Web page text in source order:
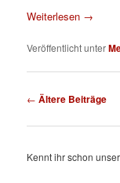
Weiterlesen →
Veröffentlicht unter
Beitragsnavigation
← Ältere Beiträge
Kennt ihr schon